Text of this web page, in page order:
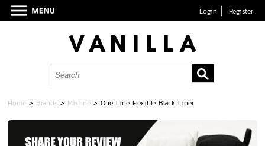
Login Register
Home > Brands > Mistine >One Line Flexible Black Liner